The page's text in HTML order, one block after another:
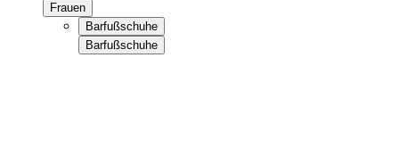
Frauen
Barfußschuhe
Barfußschuhe